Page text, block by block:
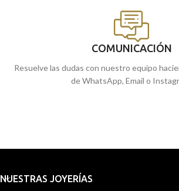
COMUNICACIÓN
Resuelve las dudas con nuestro equipo
de WhatsApp, Email o
NUESTRAS JOYERÍAS